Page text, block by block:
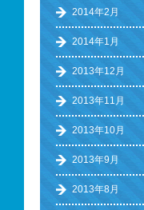
2014年2月
2014年1月
2013年12月
2013年11月
2013年10月
2013年9月
2013年8月